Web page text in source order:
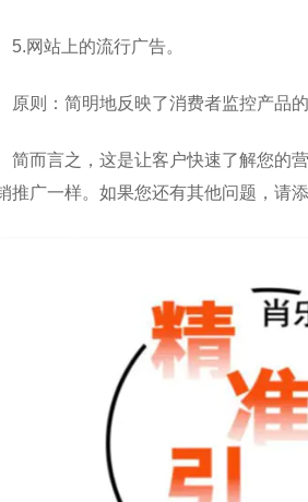
5.网站上的流行广告。
原则：简明地反映了消费者监控产品
简而言之，这是让客户快速了解您的
推广一样。如果您还有其他问题，请